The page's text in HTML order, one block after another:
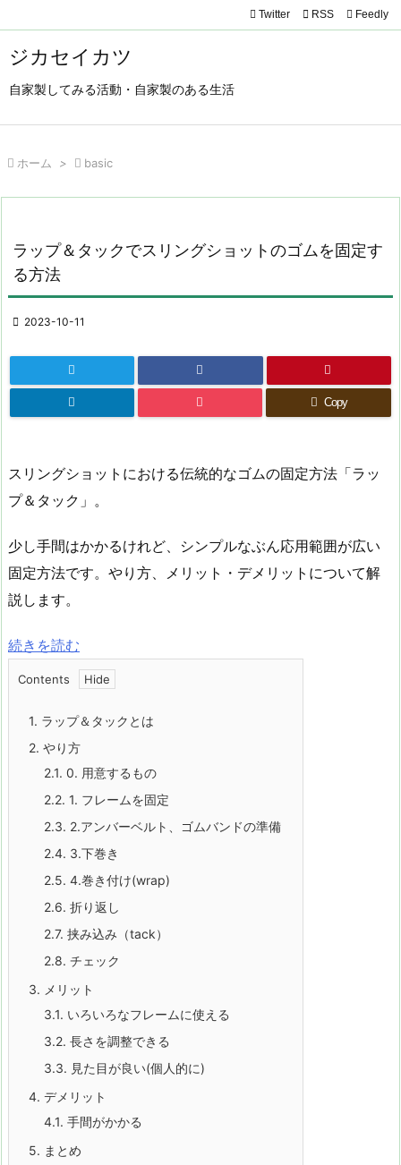
ジカセイカツ
自家製してみる活動・自家製のある生活


検索
Twitter  RSS Feedly
 ホーム >  basic
ラップ＆タックでスリングショットのゴムを固定す
る方法
 2023-10-11
Copy
スリングショットにおける伝統的なゴムの固定方法「ラッ
プ＆タック」。
少し手間はかかるけれど、シンプルなぶん応用範囲が広い
固定方法です。やり方、メリット・デメリットについて解
説します。
続きを読む
ラ
プ
＆
タ
ッ
ク
で
ス
リ
ン
グ
シ
ョ
ッ
ト
の
ゴ
ム
Contents
1. ラップ＆タックとは
2. やり方
2.1. 0. 用意するもの
2.2. 1. フレームを固定
2.3. 2.アンバーベルト、ゴムバンドの準備
2.4. 3.下巻き
2.5. 4.巻き付け(wrap)
2.6. 折り返し
2.7. 挟み込み（tack）
2.8. チェック
3. メリット
3.1. いろいろなフレームに使える
3.2. 長さを調整できる
3.3. 見た目が良い(個人的に)
4. デメリット
4.1. 手間がかかる
5. まとめ